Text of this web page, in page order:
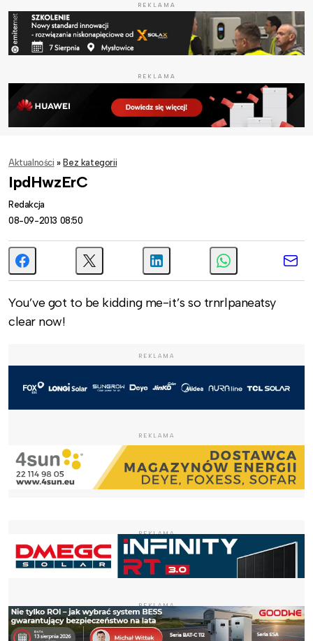
REKLAMA
REKLAMA
Aktualności » Bez kategorii
IpdHwzErC
Redakcja
08-09-2013 08:50
You’ve got to be kidding me-it’s so trnrlpaneatsy
clear now!
REKLAMA
REKLAMA
REKLAMA
REKLAMA